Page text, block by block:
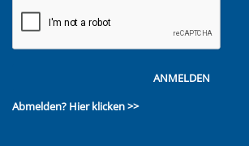
ANMELDEN
Abmelden? Hier klicken >>